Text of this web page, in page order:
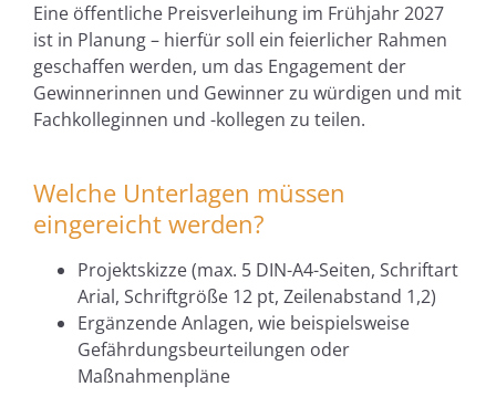
Eine öffentliche Preisverleihung im Frühjahr 2027
ist in Planung – hierfür soll ein feierlicher Rahmen
geschaffen werden, um das Engagement der
Gewinnerinnen und Gewinner zu würdigen und mit
Fachkolleginnen und -kollegen zu teilen.
Welche Unterlagen müssen
eingereicht werden?
Projektskizze (max. 5 DIN-A4-Seiten, Schriftart
Arial, Schriftgröße 12 pt, Zeilenabstand 1,2)
Ergänzende Anlagen, wie beispielsweise
Gefährdungsbeurteilungen oder
Maßnahmenpläne